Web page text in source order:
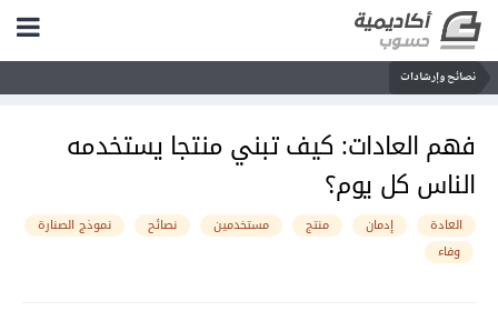
نصائح وإرشادات
فهم العادات: كيف تبني منتجا يستخدمه
الناس كل يوم؟
العادة إدمان منتج مستخدمين نصائح
نموذج الصنارة
وفاء